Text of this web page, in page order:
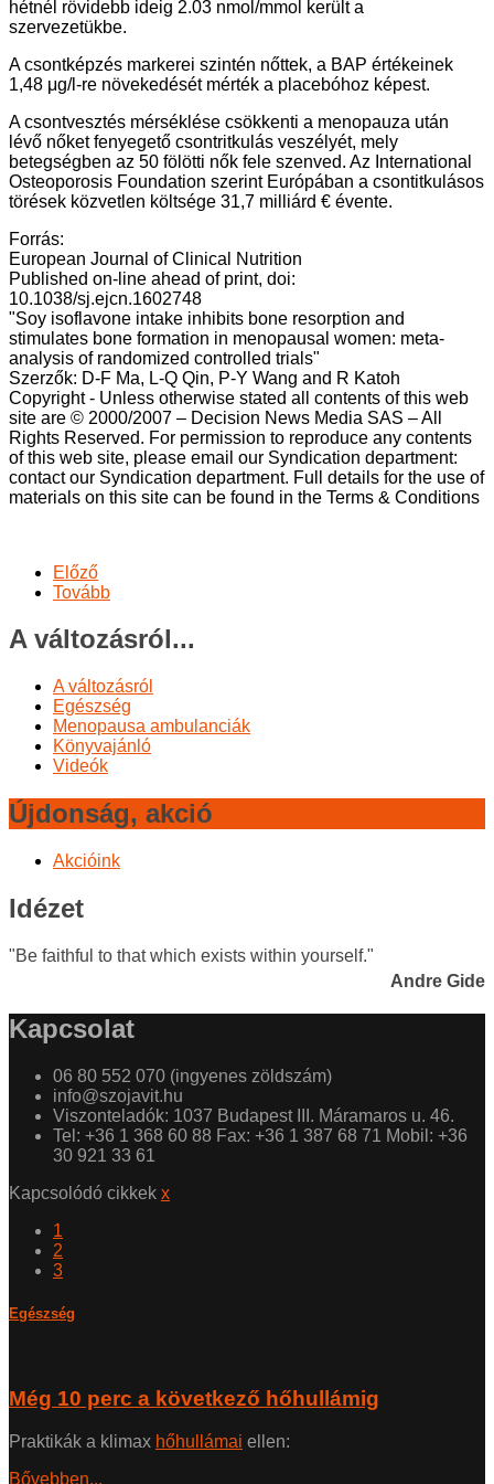
hétnél rövidebb ideig 2.03 nmol/mmol került a
szervezetükbe.
A csontképzés markerei szintén nőttek, a BAP értékeinek
1,48 μg/l-re növekedését mérték a placebóhoz képest.
A csontvesztés mérséklése csökkenti a menopauza után
lévő nőket fenyegető csontritkulás veszélyét, mely
betegségben az 50 fölötti nők fele szenved. Az International
Osteoporosis Foundation szerint Európában a csontitkulásos
törések közvetlen költsége 31,7 milliárd € évente.
Forrás:
European Journal of Clinical Nutrition
Published on-line ahead of print, doi:
10.1038/sj.ejcn.1602748
"Soy isoflavone intake inhibits bone resorption and
stimulates bone formation in menopausal women: meta-
analysis of randomized controlled trials"
Szerzők: D-F Ma, L-Q Qin, P-Y Wang and R Katoh
Copyright - Unless otherwise stated all contents of this web
site are © 2000/2007 – Decision News Media SAS – All
Rights Reserved. For permission to reproduce any contents
of this web site, please email our Syndication department:
contact our Syndication department. Full details for the use of
materials on this site can be found in the Terms & Conditions
Előző
Tovább
A változásról...
A változásról
Egészség
Menopausa ambulanciák
Könyvajánló
Videók
Újdonság, akció
Akcióink
Idézet
"Be faithful to that which exists within yourself."
Andre Gide
Kapcsolat
06 80 552 070 (ingyenes zöldszám)
info@szojavit.hu
Viszonteladók: 1037 Budapest III. Máramaros u. 46.
Tel: +36 1 368 60 88 Fax: +36 1 387 68 71 Mobil: +36
30 921 33 61
Kapcsolódó cikkek x
1
2
3
Egészség
Még 10 perc a következő hőhullámig
Praktikák a klimax hőhullámai ellen:
Bővebben...